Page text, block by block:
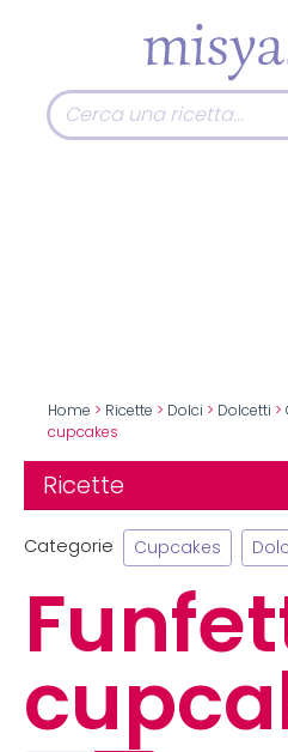
Home > Ricette > Dolci > Dolcetti >
cupcakes
Ricette
Categorie Cupcakes